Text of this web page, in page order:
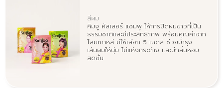
สีผม
คิมจู คัลเลอร์ แชมพู ให้การปิดผมขาวที่เป็น
ธรรมชาติและมีประสิทธิภาพ พร้อมคุณค่าจาก
โสมเกาหลี มีให้เลือก 5 เฉดสี ช่วยบำรุง
เส้นผมให้นุ่ม ไม่แห้งกระด้าง และมีกลิ่นหอม
สดชื่น